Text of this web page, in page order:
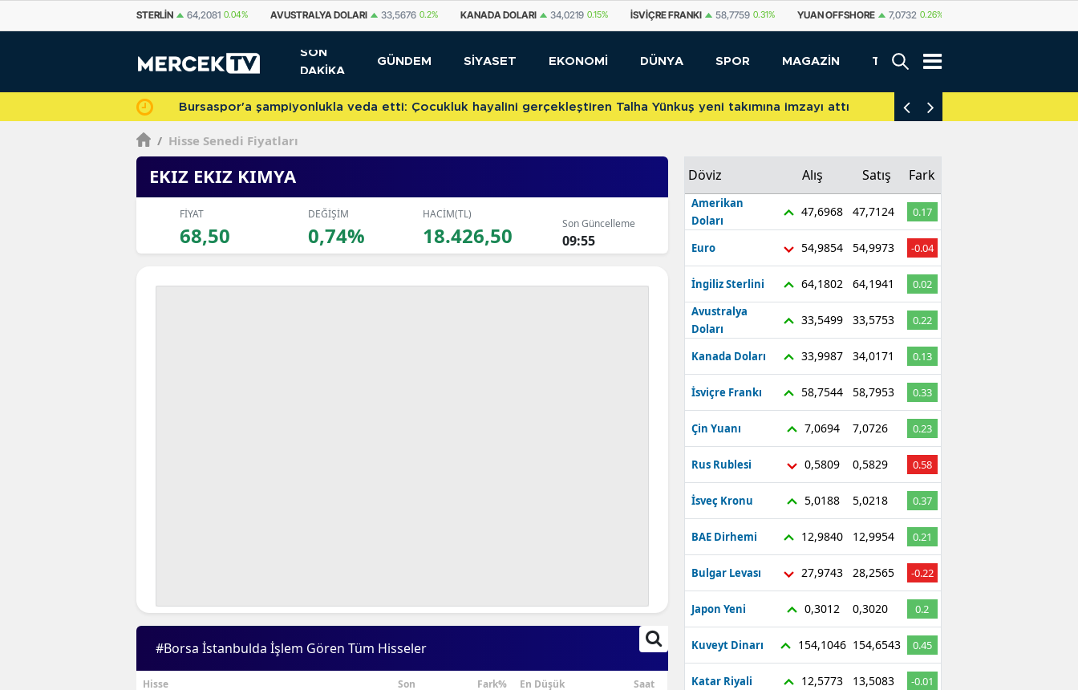
AVUSTRALYA DOLARI 33,5676 0.2% KANADA DOLARI 34,0219 0.15% İSVIÇRE FRANKI 58,7759 0.31% YUAN OFFSHORE 7,0732 0.26% YUAN 7,0723 0.23%
SON
DAKİKA
GÜNDEM SİYASET EKONOMİ DÜNYA SPOR MAGAZİN TEKNOLOJİ
Bursaspor'a şampiyonlukla veda etti: Çocukluk hayalini gerçekleştiren Talha Yünkuş yeni takımına imzayı attı
/ Hisse Senedi Fiyatları
EKIZ EKIZ KIMYA
FİYAT
68,50
DEĞİŞİM
0,74%
HACİM(TL)
18.426,50 Son Güncelleme
09:55
#Borsa İstanbulda İşlem Gören Tüm Hisseler
Hisse Son Fark% En Düşük Saat
Döviz Alış Satış Fark
Amerikan
Doları
47,6968 47,7124 0.17
Euro 54,9854 54,9973 -0.04
İngiliz Sterlini 64,1802 64,1941
0.02
Avustralya
Doları
33,5499 33,5753 0.22
Kanada Doları 33,9987 34,0171 0.13
İsviçre Frankı 58,7544 58,7953 0.33
Çin Yuanı 7,0694 7,0726 0.23
Rus Rublesi 0,5809 0,5829 0.58
İsveç Kronu 5,0188 5,0218 0.37
BAE Dirhemi 12,9840 12,9954 0.21
Bulgar Levası 27,9743 28,2565 -0.22
Japon Yeni 0,3012 0,3020 0.2
Kuveyt Dinarı 154,1046 154,6543 0.45
Katar Riyali 12,5773 13,5083 -0.01